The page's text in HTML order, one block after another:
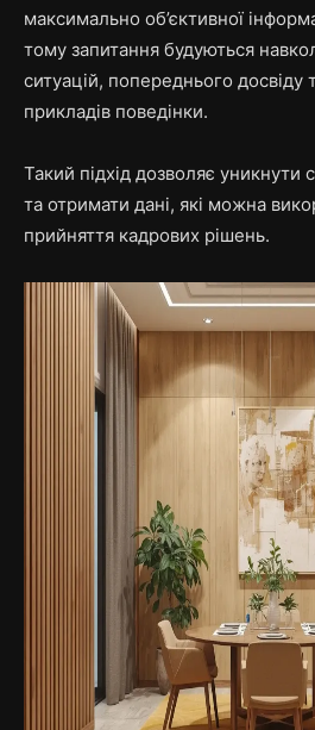
максимально об’єктивної
тому запитання будуються
ситуацій, попереднього досвіду
прикладів поведінки.
Такий підхід дозволяє уникнути
та отримати дані, які можна
прийняття кадрових рішень.